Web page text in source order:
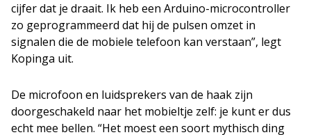
cijfer dat je draait. Ik heb een Arduino-microcontroller
zo geprogrammeerd dat hij de pulsen omzet in
signalen die de mobiele telefoon kan verstaan”, legt
Kopinga uit.
De microfoon en luidsprekers van de haak zijn
doorgeschakeld naar het mobieltje zelf: je kunt er dus
echt mee bellen. “Het moest een soort mythisch ding